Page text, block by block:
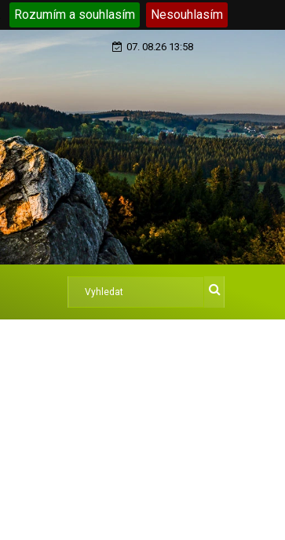
Rozumím a souhlasím Nesouhlasím
07. 08.26 13:58